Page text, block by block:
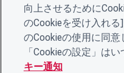
向上させるために
のCookieを受け入れ
のCookieの使用に同意
「Cookieの設定」は
キー通知